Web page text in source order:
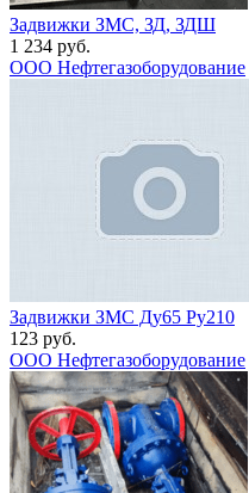
Задвижки ЗМС, ЗД, ЗДШ
1 234 руб.
ООО Нефтегазоборудование
Задвижки ЗМС Ду65 Ру210
123 руб.
ООО Нефтегазоборудование